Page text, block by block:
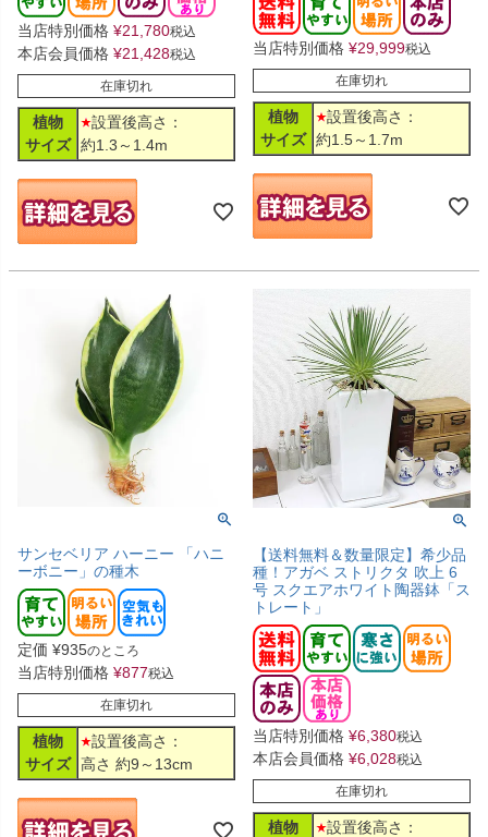
当店特別価格 ¥21,780税込
本店会員価格 ¥21,428税込
在庫切れ
植物
サイズ
設置後高さ：
約1.3～1.4m
当店特別価格 ¥29,999税込
在庫切れ
植物
サイズ
設置後高さ：
約1.5～1.7m
サンセベリア ハーニー 「ハニ
ーボニー」の種木
定価 ¥935のところ
当店特別価格 ¥877税込
在庫切れ
植物
サイズ
設置後高さ：
高さ 約9～13cm
【送料無料＆数量限定】希少品
種！アガベ ストリクタ 吹上 6
号 スクエアホワイト陶器鉢「ス
トレート」
当店特別価格 ¥6,380税込
本店会員価格 ¥6,028税込
在庫切れ
植物
設置後高さ：